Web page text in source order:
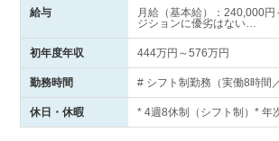
給与
月給（基本給）：240,000
ジションに優劣はない…
初年度年収 444万円～576万円
勤務時間 # シフト制勤務（実働8時間
休日・休暇 * 4週8休制（シフト制）* 年